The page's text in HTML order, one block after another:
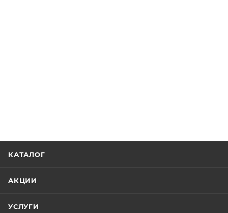
КАТАЛОГ
АКЦИИ
УСЛУГИ